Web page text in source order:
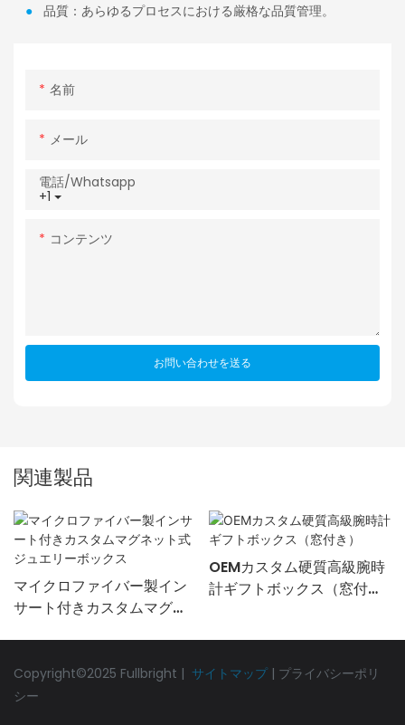
● 品質：あらゆるプロセスにおける厳格な品質管理。
名前
メール
+1
電話/whatsapp
コンテンツ
お問い合わせを送る
関連製品
マイクロファイバー製イン
サート付きカスタムマグネ
OEMカスタム硬質高級腕時
計ギフトボックス（窓付
Copyright©2025 Fullbright | サイトマップ | プライバシーポリ
シー